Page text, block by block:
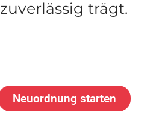
zuverlässig trägt.
Neuordnung starten